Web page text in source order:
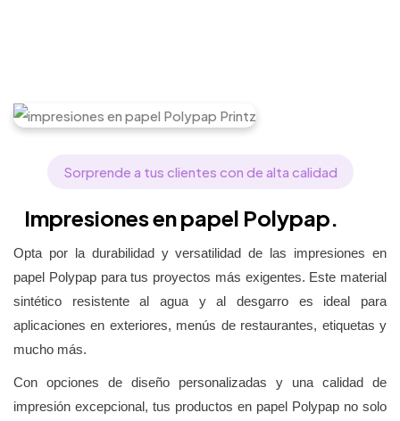
Sorprende a tus clientes con de alta calidad
Impresiones en papel Polypap.
Opta por la durabilidad y versatilidad de las impresiones en
papel Polypap para tus proyectos más exigentes. Este material
sintético resistente al agua y al desgarro es ideal para
aplicaciones en exteriores, menús de restaurantes, etiquetas y
mucho más.
Con opciones de diseño personalizadas y una calidad de
impresión excepcional, tus productos en papel Polypap no solo